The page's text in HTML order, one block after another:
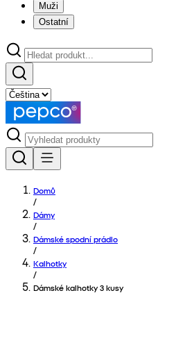
Muži
Ostatní
Domů
/
Dámy
/
Dámské spodní prádlo
/
Kalhotky
/
Dámské kalhotky 3 kusy